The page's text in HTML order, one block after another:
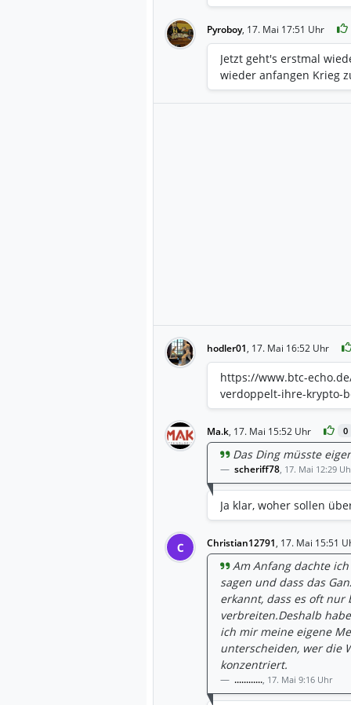
Pyroboy, 17. Mai 17:51 Uhr
Jetzt geht's erstmal
wieder anfangen Krieg
hodler01, 17. Mai 16:52 Uhr
https://www.btc-
verdoppelt-ihre-krypto-
Ma.k, 17. Mai 15:52 Uhr 0
Das Ding müsste
scheriff78, 17. Mai 12:29
Ja klar, woher sollen
C Christian12791, 17. Mai 15:51
Am Anfang dachte
sagen und dass das
erkannt, dass es oft nur
verbreiten.Deshalb
ich mir meine eigene
unterscheiden, wer die
konzentriert.
............, 17. Mai 9:16 Uhr